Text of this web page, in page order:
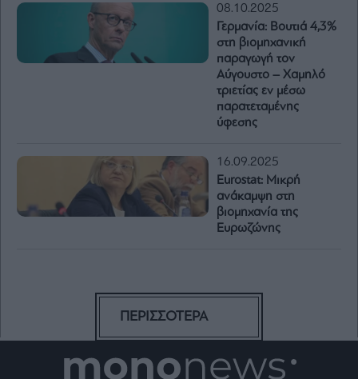
08.10.2025
Γερμανία: Βουτιά 4,3%
στη βιομηχανική
παραγωγή τον
Αύγουστο – Χαμηλό
τριετίας εν μέσω
παρατεταμένης
ύφεσης
16.09.2025
Eurostat: Μικρή
ανάκαμψη στη
βιομηχανία της
Ευρωζώνης
ΠΕΡΙΣΣΟΤΕΡΑ